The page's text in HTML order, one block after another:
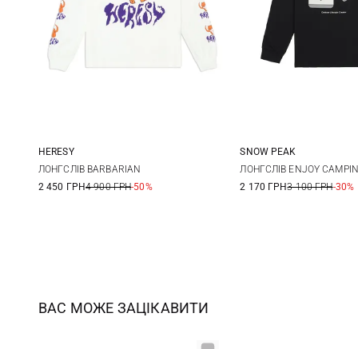
S M
HERESY
ЛОНГСЛІВ BARBARIAN
2 450 ГРН4 900 ГРН-50%
S M
SNOW PEAK
ЛОНГСЛІВ ENJOY
2 170 ГРН3 100 ГРН-30%
ВАС МОЖЕ ЗАЦІКАВИТИ